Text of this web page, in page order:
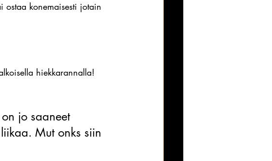
konemaisesti jotain
hiekkarannalla!
jo saaneet
Mut onks siin